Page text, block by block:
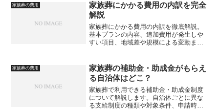
家族葬の費用
家族葬にかかる費用の内訳を完全
解説
家族葬にかかる費用の内訳を徹底解説。
基本プランの内容、追加費用が発生しや
すい項目、地域差や規模による変動ま
家族葬の費用
家族葬の補助金・助成金がもらえ
る自治体はどこ？
家族葬で利用できる補助金・助成金制度
について解説します。自治体ごとに異な
る支給制度の種類や対象条件、申請時の